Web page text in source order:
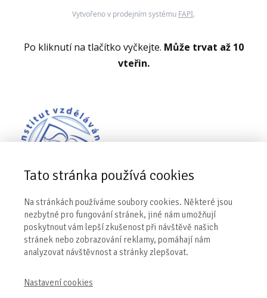
Vytvořeno v prodejním systému FAPI.
Po kliknutí na tlačítko vyčkejte. Může trvat až 10
vteřin.
Kontakt
Institut vzdělávání Evy Kiedroňové
739 61 Třinec
Tato stránka používá cookies
Na stránkách používáme soubory cookies. Některé jsou
nezbytné pro fungování stránek, jiné nám umožňují
poskytnout vám lepší zkušenost při návštěvě našich
stránek nebo zobrazování reklamy, pomáhají nám
analyzovat návštěvnost a stránky zlepšovat.
Nastavení cookies